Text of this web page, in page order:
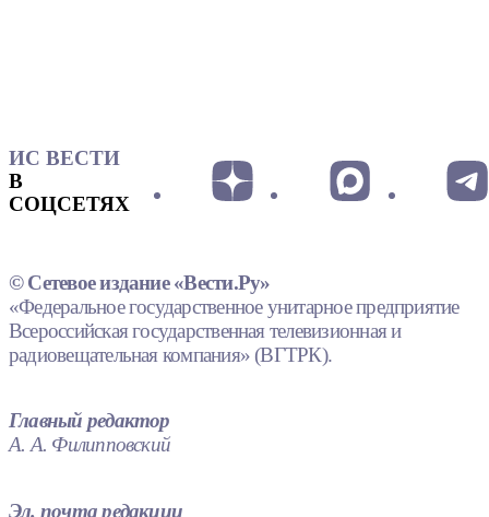
ИС ВЕСТИ
В
СОЦСЕТЯХ
© Сетевое издание «Вести.Ру»
«Федеральное государственное унитарное предприятие
Всероссийская государственная телевизионная и
радиовещательная компания» (ВГТРК).
Главный редактор
А. А. Филипповский
Эл. почта редакции